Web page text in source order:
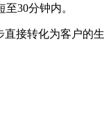
30分钟内。
接转化为客户的生